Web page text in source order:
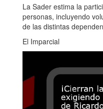
La Sader estima la
personas, incluyendo
de las distintas
El Imparcial